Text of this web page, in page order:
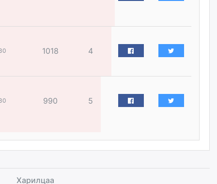
оруулж, гурван нэр төрлийг
үйлдвэрлэн дотоодын
өчигдѳр
КOП-17 бага хуралд
оролцохоор 5,000 орчим
түлш, 2,000 тонн онгоцны түлш
1018 4
990 5
Харилцаа